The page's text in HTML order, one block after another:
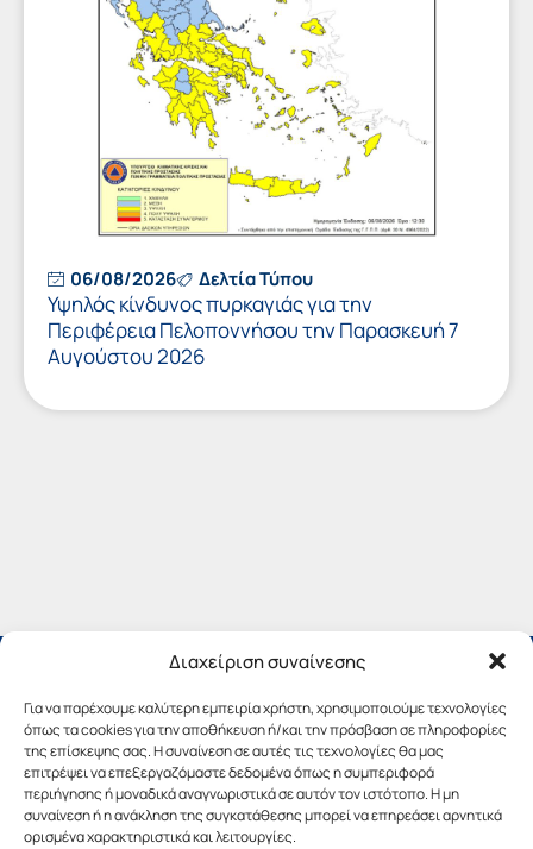
Διαχείριση συναίνεσης
Για να παρέχουμε καλύτερη εμπειρία χρήστη, χρησιμοποιούμε τεχνολογίες
όπως τα cookies για την αποθήκευση ή/και την πρόσβαση σε πληροφορίες
της επίσκεψης σας. Η συναίνεση σε αυτές τις τεχνολογίες θα μας
επιτρέψει να επεξεργαζόμαστε δεδομένα όπως η συμπεριφορά
περιήγησης ή μοναδικά αναγνωριστικά σε αυτόν τον ιστότοπο. Η μη
συναίνεση ή η ανάκληση της συγκατάθεσης μπορεί να επηρεάσει αρνητικά
ορισμένα χαρακτηριστικά και λειτουργίες.
06/08/2026 Δελτία Τύπου
Υψηλός κίνδυνος πυρκαγιάς για την
Περιφέρεια Πελοποννήσου την Παρασκευή 7
Αυγούστου 2026